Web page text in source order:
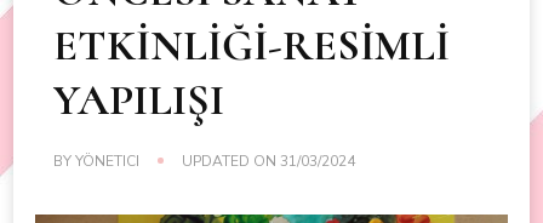
ETKİNLİĞİ-RESİMLİ
YAPILIŞI
BYYÖNETICI UPDATED ON 31/03/2024